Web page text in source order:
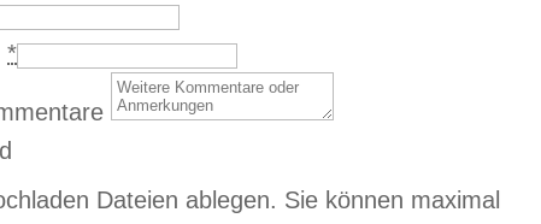
*
Dateien ablegen. Sie können maximal